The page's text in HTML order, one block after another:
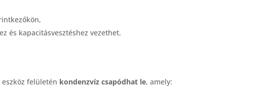
és kapacitásvesztéshez vezethet.
felületén kondenzvíz csapódhat le, amely: